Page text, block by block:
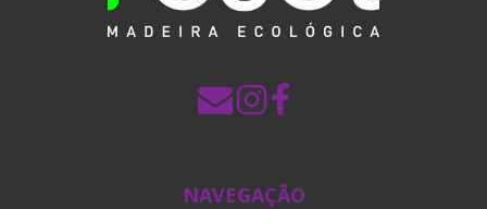
NAVEGAÇÃO